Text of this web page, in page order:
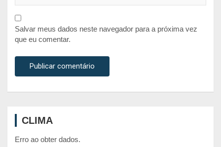
Salvar meus dados neste navegador para a próxima vez
que eu comentar.
CLIMA
Erro ao obter dados.